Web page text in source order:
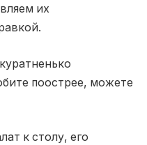
их
поострее, можете
к столу, его